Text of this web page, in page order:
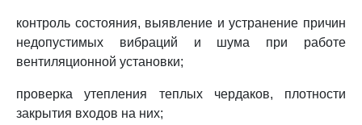
контроль состояния, выявление и устранение причин
недопустимых вибраций и шума при работе
вентиляционной установки;
проверка утепления теплых чердаков, плотности
закрытия входов на них;